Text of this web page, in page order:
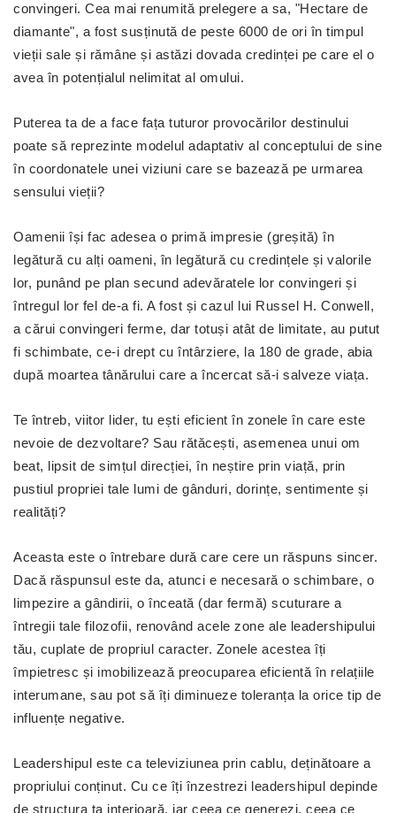
convingeri. Cea mai renumită prelegere a sa, "Hectare de
diamante", a fost susținută de peste 6000 de ori în timpul
vieții sale și rămâne și astăzi dovada credinței pe care el o
avea în potențialul nelimitat al omului.
Puterea ta de a face fața tuturor provocărilor destinului
poate să reprezinte modelul adaptativ al conceptului de sine
în coordonatele unei viziuni care se bazează pe urmarea
sensului vieții?
Oamenii își fac adesea o primă impresie (greșită) în
legătură cu alți oameni, în legătură cu credințele și valorile
lor, punând pe plan secund adevăratele lor convingeri și
întregul lor fel de-a fi. A fost și cazul lui Russel H. Conwell,
a cărui convingeri ferme, dar totuși atât de limitate, au putut
fi schimbate, ce-i drept cu întârziere, la 180 de grade, abia
după moartea tânărului care a încercat să-i salveze viața.
Te întreb, viitor lider, tu ești eficient în zonele în care este
nevoie de dezvoltare? Sau rătăcești, asemenea unui om
beat, lipsit de simțul direcției, în neștire prin viață, prin
pustiul propriei tale lumi de gânduri, dorințe, sentimente și
realități?
Aceasta este o întrebare dură care cere un răspuns sincer.
Dacă răspunsul este da, atunci e necesară o schimbare, o
limpezire a gândirii, o înceată (dar fermă) scuturare a
întregii tale filozofii, renovând acele zone ale leadershipului
tău, cuplate de propriul caracter. Zonele acestea îți
împietresc și imobilizează preocuparea eficientă în relațiile
interumane, sau pot să îți diminueze toleranța la orice tip de
influențe negative.
Leadershipul este ca televiziunea prin cablu, deținătoare a
propriului conținut. Cu ce îți înzestrezi leadershipul depinde
de structura ta interioară, iar ceea ce generezi, ceea ce